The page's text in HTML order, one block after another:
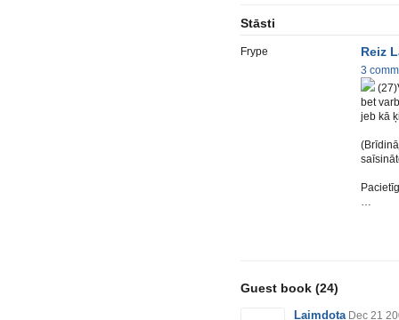
Stāsti
Frype Reiz
3
bet
jeb kā
…
Guest book (24)
Laimdota Dec 21